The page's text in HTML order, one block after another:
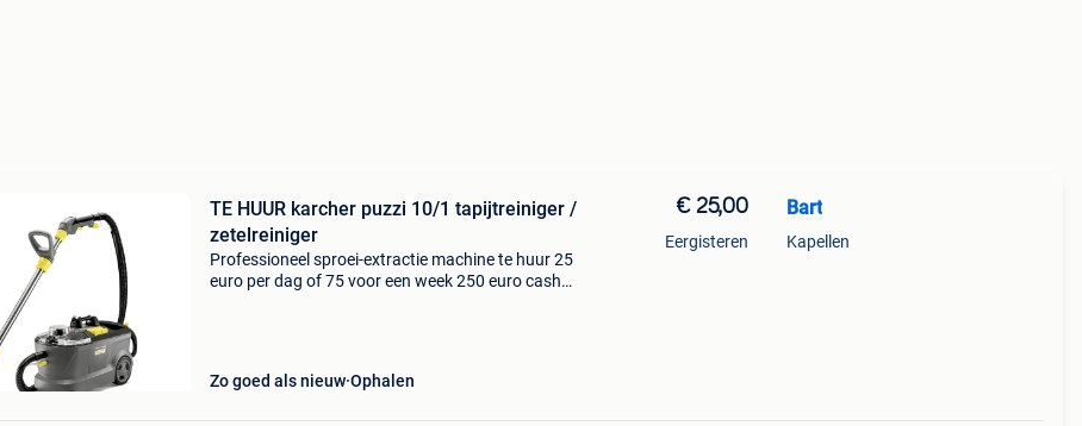
TE HUUR karcher puzzi 10/1 tapijtreiniger /
zetelreiniger
Professioneel sproei-extractie machine te huur 25
euro per dag of 75 voor een week 250 euro cash
Zo goed als nieuw Ophalen
€ 25,00
Eergisteren
Bart
Kapellen